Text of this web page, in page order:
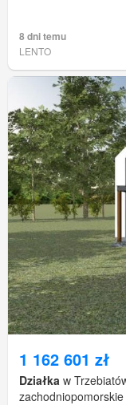
8 dni temu
LENTO
1 162 601 zł
Działka w
zachodniopomorskie